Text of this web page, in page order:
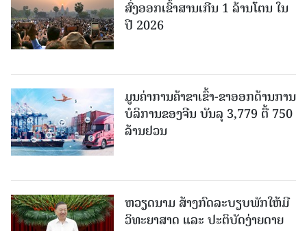
ສົ່ງອອກເຂົ້າສານເກີນ 1 ລ້ານໂຕນ ໃນ
ປີ 2026
ມູນຄ່າການຄ້າຂາເຂົ້າ-ຂາອອກດ້ານການ
ບໍລິການຂອງຈີນ ບັນລຸ 3,779 ຕື້ 750
ລ້ານຢວນ
ຫວຽດນາມ ສ້າງກົດລະບຽບພັກໃຫ້ມີ
ວິທະຍາສາດ ແລະ ປະຕິບັດງ່າຍດາຍ